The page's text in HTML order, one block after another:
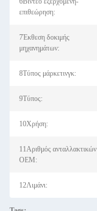
επιθεώρηση:
7Έκθεση δοκιμής
μηχανημάτων:
8Τύπος μάρκετινγκ:
9Τύπος:
10Χρήση:
11Αριθμός ανταλλακτικών
OEM:
12Λιμάνι: